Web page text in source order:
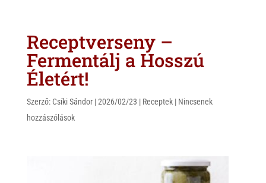
Receptverseny –
Fermentálj a Hosszú
Életért!
Szerző: Csíki Sándor|2026/02/23 | Receptek| Nincsenek
hozzászólások